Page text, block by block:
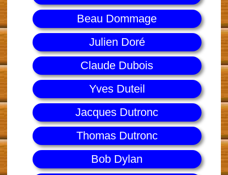
Beau Dommage
Julien Doré
Claude Dubois
Yves Duteil
Jacques Dutronc
Thomas Dutronc
Bob Dylan